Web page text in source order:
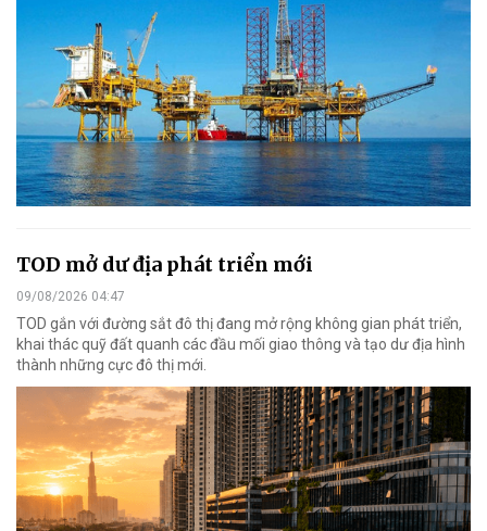
TOD mở dư địa phát triển mới
09/08/2026 04:47
TOD gắn với đường sắt đô thị đang mở rộng không gian phát triển,
khai thác quỹ đất quanh các đầu mối giao thông và tạo dư địa hình
thành những cực đô thị mới.